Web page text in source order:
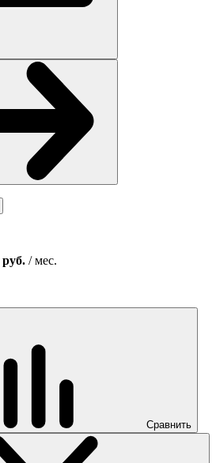
руб. / мес.
Сравнить